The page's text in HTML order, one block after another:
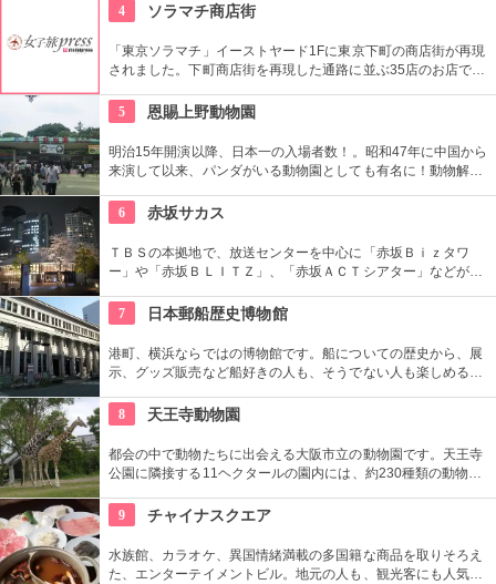
って作られた三味線で方言で「さんしん」といいます。沖縄の
わえます。
4 ソラマチ商店街
「東京ソラマチ」イーストヤード1Fに東京下町の商店街が再現
されました。下町商店街を再現した通路に並ぶ35店のお店で
町特有の風情を楽しむことができます。
5 恩賜上野動物園
明治15年開演以降、日本一の入場者数！。昭和47年に中国から
来演して以来、パンダがいる動物園としても有名に！動物解説
6
赤坂サカス
ＴＢＳの本拠地で、放送センターを中心に「赤坂Ｂｉｚタワ
ー」や「赤坂ＢＬＩＴＺ」、「赤坂ＡＣＴシアター」などが揃
7
日本郵船歴史博物館
港町、横浜ならではの博物館です。船についての歴史から、展
示、グッズ販売など船好きの人も、そうでない人も楽しめる場
8
天王寺動物園
都会の中で動物たちに出会える大阪市立の動物園です。天王寺
公園に隣接する11ヘクタールの園内には、約230種類の動物や
う展示スタイルを採用。もともとの生息地に近い環境が再現さ
れています。動物のいきいきとした様子を見ることができ、楽
しさアップです。
9 チャイナスクエア
水族館、カラオケ、異国情緒満載の多国籍な商品を取りそろえ
た、エンターテイメントビル。地元の人も、観光客にも人気で